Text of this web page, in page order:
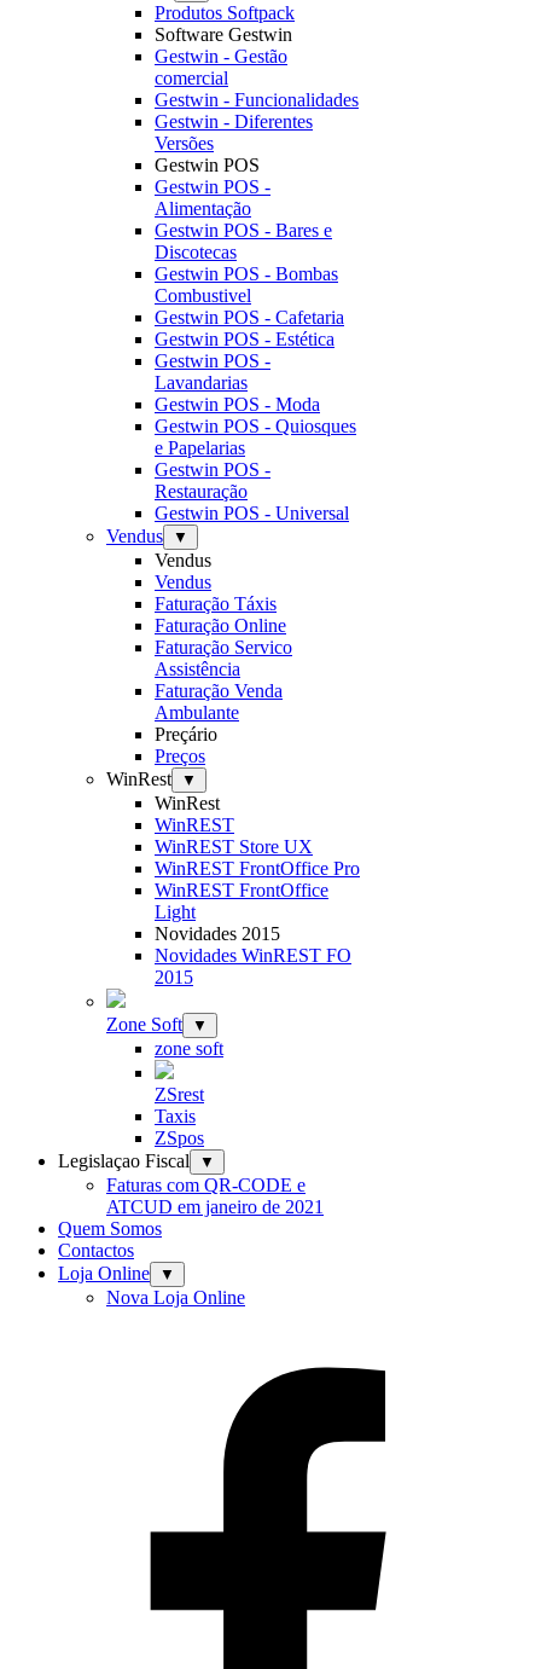
Produtos Softpack
Software Gestwin
Gestwin - Gestão
comercial
Gestwin - Funcionalidades
Gestwin - Diferentes
Versões
Gestwin POS
Gestwin POS -
Alimentação
Gestwin POS - Bares e
Discotecas
Gestwin POS - Bombas
Combustivel
Gestwin POS - Cafetaria
Gestwin POS - Estética
Gestwin POS -
Lavandarias
Gestwin POS - Moda
Gestwin POS - Quiosques
e Papelarias
Gestwin POS -
Restauração
Gestwin POS - Universal
Vendus
▼
Vendus
Vendus
Faturação Táxis
Faturação Online
Faturação Servico
Assistência
Faturação Venda
Ambulante
Preçário
Preços
WinRest
▼
WinRest
WinREST
WinREST Store UX
WinREST FrontOffice Pro
WinREST FrontOffice
Light
Novidades 2015
Novidades WinREST FO
2015
Zone Soft ▼
zone soft
ZSrest
Taxis
ZSpos
Legislaçao Fiscal
▼
Faturas com QR-CODE e
ATCUD em janeiro de 2021
Quem Somos
Contactos
Loja Online
▼
Nova Loja Online